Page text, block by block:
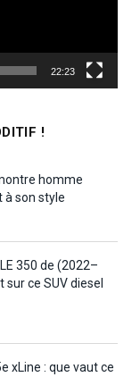
22:23
!
homme
à son style
350 de (2022–
ce SUV diesel
xLine : que vaut ce